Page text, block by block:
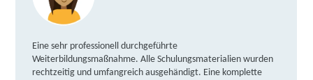
Eine sehr professionell durchgeführte
Weiterbildungsmaßnahme. Alle Schulungsmaterialien wurden
rechtzeitig und umfangreich ausgehändigt. Eine komplette